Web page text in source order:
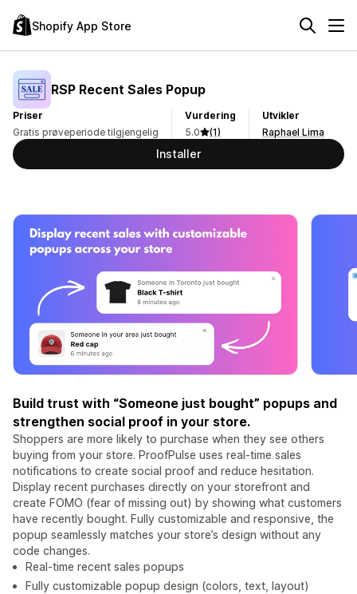
Shopify App Store
RSP Recent Sales Popup
Priser
Gratis prøveperiode tilgjengelig
Vurdering
5.0
(1)
Utvikler
Raphael Lima
Installer
Build trust with “Someone just bought” popups and
strengthen social proof in your store.
Shoppers are more likely to purchase when they see others
buying from your store. ProofPulse uses real-time sales
notifications to create social proof and reduce hesitation.
Display recent purchases directly on your storefront and
create FOMO (fear of missing out) by showing what customers
have recently bought. Fully customizable and responsive, the
popup seamlessly matches your store’s design without any
code changes.
Real-time recent sales popups
Fully customizable popup design (colors, text, layout)